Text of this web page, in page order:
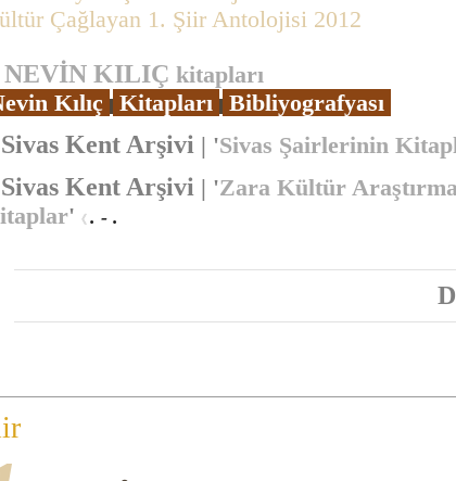
Çağlayan 1. Şiir Antolojisi 2012
NEVİN KILIÇ kitapları
Kılıç
Kitapları Bibliyografyası
Sivas Kent Arşivi | 'Sivas Şairlerinin
Sivas Kent Arşivi | 'Zara Kültür
' 《 . - .